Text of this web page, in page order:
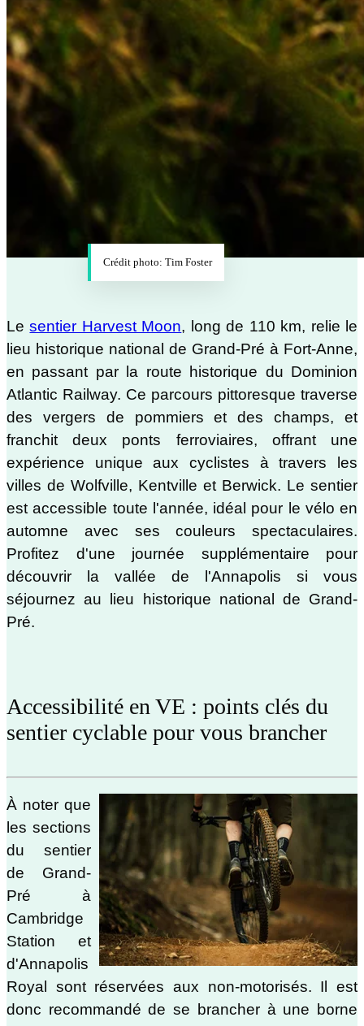
Crédit photo: Tim Foster
Lesentier Harvest Moon, long de 110 km, relie le
lieu historique national de Grand-Pré à Fort-Anne,
en passant par la route historique du Dominion
Atlantic Railway. Ce parcours pittoresque traverse
des vergers de pommiers et des champs, et
franchit deux ponts ferroviaires, offrant une
expérience unique aux cyclistes à travers les
villes de Wolfville, Kentville et Berwick. Le sentier
est accessible toute l'année, idéal pour le vélo en
automne avec ses couleurs spectaculaires.
Profitez d'une journée supplémentaire pour
découvrir la vallée de l'Annapolis si vous
séjournez au lieu historique national de Grand-
Pré.
Accessibilité en VE : points clés du
sentier cyclable pour vous brancher
À noter que
les sections
du sentier
de Grand-
Pré à
Cambridge
Station et
d'Annapolis
Royal sont réservées aux non-motorisés. Il est
donc recommandé de se brancher à une borne